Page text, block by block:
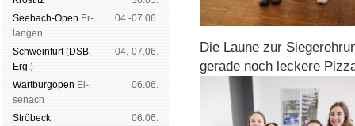
See­bach-Open Er­
lan­gen
04.-07.06.
Schwein­furt(DSB,
Erg.)
04.-07.06.
Wart­burg­open Ei­
se­nach
06.06.
Strö­beck
06.06.
Die Laune zur
gerade noch leckere